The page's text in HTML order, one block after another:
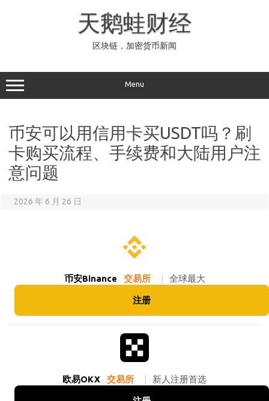
天鹅蛙财经
区块链，加密货币新闻
Menu
币安可以用信用卡买USDT吗？刷
卡购买流程、手续费和大陆用户注
意问题
2026 年 6 月 26 日
币安Binance 交易所 | 全球最大
注册
欧易OKX 交易所 | 新人注册首选